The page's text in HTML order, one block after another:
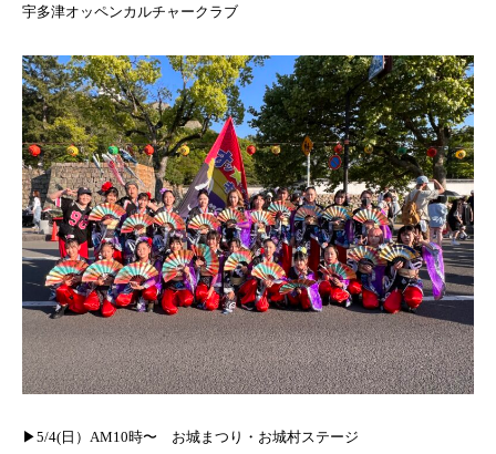
宇多津オッペンカルチャークラブ
▶︎5/4(日）AM10時〜 お城まつり・お城村ステージ